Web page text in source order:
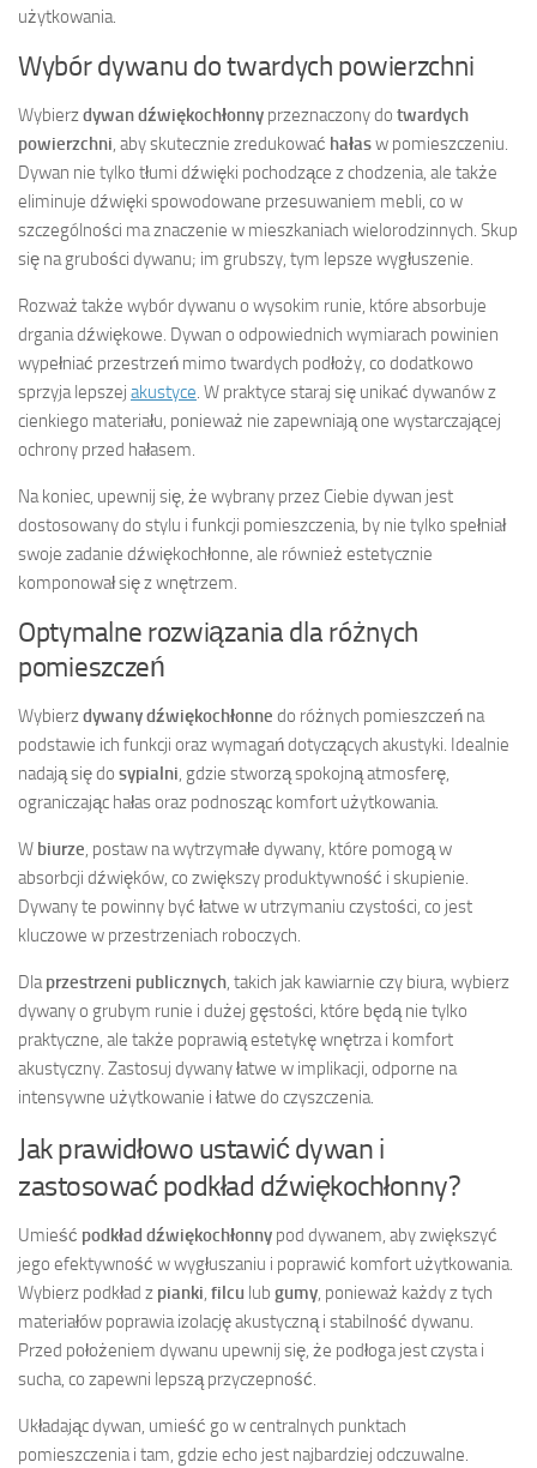
użytkowania.
Wybór dywanu do twardych powierzchni
Wybierzdywan dźwiękochłonny przeznaczony do twardych
powierzchni, aby skutecznie zredukować hałasw pomieszczeniu.
Dywan nie tylko tłumi dźwięki pochodzące z chodzenia, ale także
eliminuje dźwięki spowodowane przesuwaniem mebli, co w
szczególności ma znaczenie w mieszkaniach wielorodzinnych. Skup
się na grubości dywanu; im grubszy, tym lepsze wygłuszenie.
Rozważ także wybór dywanu o wysokim runie, które absorbuje
drgania dźwiękowe. Dywan o odpowiednich wymiarach powinien
wypełniać przestrzeń mimo twardych podłoży, co dodatkowo
sprzyja lepszej akustyce. W praktyce staraj się unikać dywanów z
cienkiego materiału, ponieważ nie zapewniają one wystarczającej
ochrony przed hałasem.
Na koniec, upewnij się, że wybrany przez Ciebie dywan jest
dostosowany do stylu i funkcji pomieszczenia, by nie tylko spełniał
swoje zadanie dźwiękochłonne, ale również estetycznie
komponował się z wnętrzem.
Optymalne rozwiązania dla różnych
pomieszczeń
Wybierzdywany dźwiękochłonne do różnych pomieszczeń na
podstawie ich funkcji oraz wymagań dotyczących akustyki. Idealnie
nadają się do sypialni, gdzie stworzą spokojną atmosferę,
ograniczając hałas oraz podnosząc komfort użytkowania.
W biurze, postaw na wytrzymałe dywany, które pomogą w
absorbcji dźwięków, co zwiększy produktywność i skupienie.
Dywany te powinny być łatwe w utrzymaniu czystości, co jest
kluczowe w przestrzeniach roboczych.
Dlaprzestrzeni publicznych, takich jak kawiarnie czy biura, wybierz
dywany o grubym runie i dużej gęstości, które będą nie tylko
praktyczne, ale także poprawią estetykę wnętrza i komfort
akustyczny. Zastosuj dywany łatwe w implikacji, odporne na
intensywne użytkowanie i łatwe do czyszczenia.
Jak prawidłowo ustawić dywan i
zastosować podkład dźwiękochłonny?
Umieść podkład dźwiękochłonny pod dywanem, aby zwiększyć
jego efektywność w wygłuszaniu i poprawić komfort użytkowania.
Wybierz podkład z pianki, filcu lub gumy, ponieważ każdy z tych
materiałów poprawia izolację akustyczną i stabilność dywanu.
Przed położeniem dywanu upewnij się, że podłoga jest czysta i
sucha, co zapewni lepszą przyczepność.
Układając dywan, umieść go w centralnych punktach
pomieszczenia i tam, gdzie echo jest najbardziej odczuwalne.